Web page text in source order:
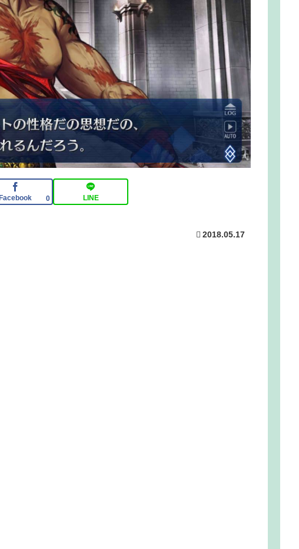
0 LINE
2018.05.17